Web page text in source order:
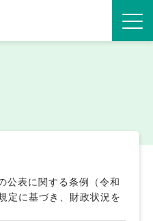
公表に関する条例（令和
定に基づき、財政状況を